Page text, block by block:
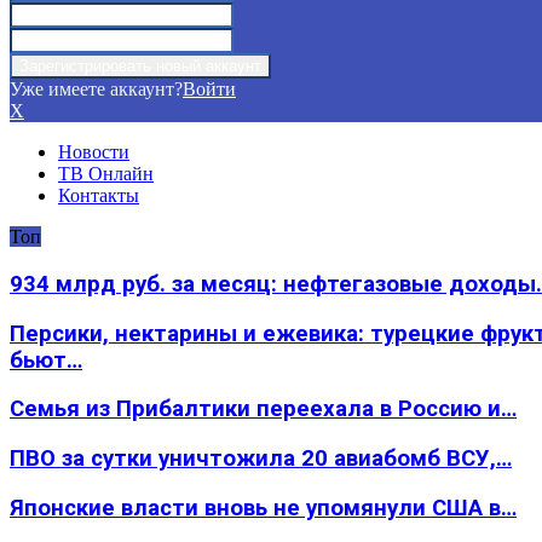
Уже имеете аккаунт?Войти
X
Новости
ТВ Онлайн
Контакты
Топ
934 млрд руб. за месяц: нефтегазовые
Персики, нектарины и ежевика: турецкие
бьют…
Семья из Прибалтики переехала в Россию и…
ПВО за сутки уничтожила 20 авиабомб ВСУ,…
Японские власти вновь не упомянули США в…